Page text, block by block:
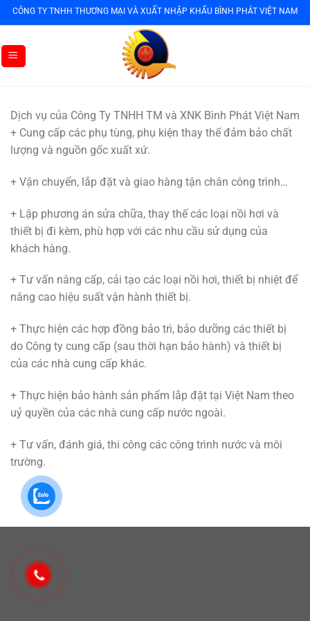
qua
nội
dung
CÔNG TY TNHH THƯƠNG MẠI VÀ XUẤT NHẬP KHẨU BÌNH PHÁT VIỆT NAM
Dịch vụ của Công Ty TNHH TM và XNK Bình Phát Việt Nam
+ Cung cấp các phụ tùng, phụ kiện thay thế đảm bảo chất
lượng và nguồn gốc xuất xứ.
+ Vận chuyển, lắp đặt và giao hàng tận chân công trình…
+ Lập phương án sửa chữa, thay thế các loại nồi hơi và
thiết bị đi kèm, phù hợp với các nhu cầu sử dụng của
khách hàng.
+ Tư vấn nâng cấp, cải tạo các loại nồi hơi, thiết bị nhiệt để
nâng cao hiệu suất vận hành thiết bị.
+ Thực hiện các hợp đồng bảo trì, bảo dưỡng các thiết bị
do Công ty cung cấp (sau thời hạn bảo hành) và thiết bị
của các nhà cung cấp khác.
+ Thực hiện bảo hành sản phẩm lắp đặt tại Việt Nam theo
uỷ quyền của các nhà cung cấp nước ngoài.
+ Tư vấn, đánh giá, thi công các công trình nước và môi
trường.